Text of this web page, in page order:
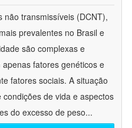
não transmissíveis (DCNT),
prevalentes no Brasil e
são complexas e
fatores genéticos e
fatores sociais. A situação
de vida e aspectos
do excesso de peso...